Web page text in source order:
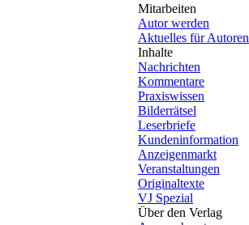
Mitarbeiten
Autor werden
Aktuelles für Autoren
Inhalte
Nachrichten
Kommentare
Praxiswissen
Bilderrätsel
Leserbriefe
Kundeninformation
Anzeigenmarkt
Veranstaltungen
Originaltexte
VJ Spezial
Über den Verlag